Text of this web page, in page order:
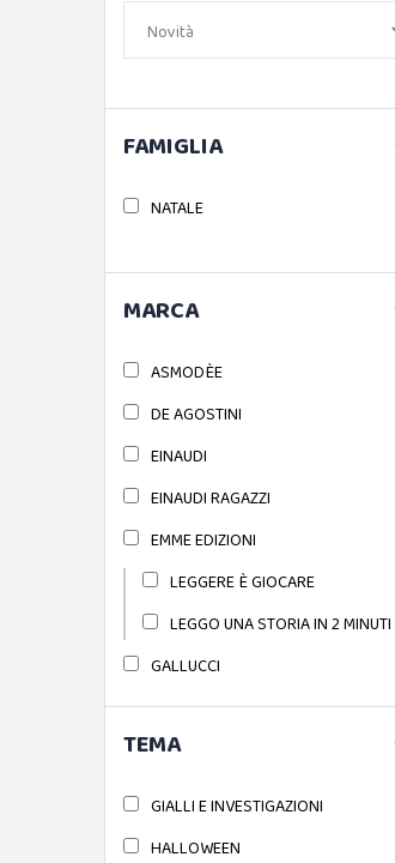
FAMIGLIA
NATALE
MARCA
ASMODÈE
DE AGOSTINI
EINAUDI
EINAUDI RAGAZZI
EMME EDIZIONI
LEGGERE È GIOCARE
LEGGO UNA STORIA IN 2 MINUTI
GALLUCCI
GIUNTI
IL BARBAGIANNI
TEMA
GIALLI E INVESTIGAZIONI
HALLOWEEN